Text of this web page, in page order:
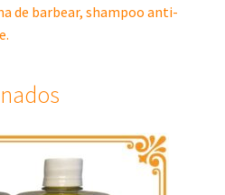
de barbear, shampoo anti-